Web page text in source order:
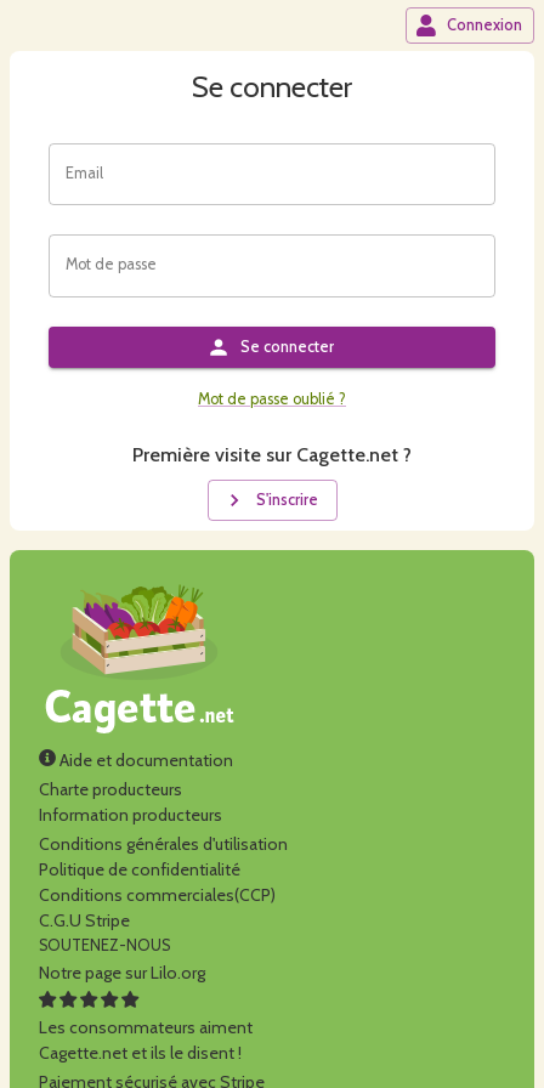
Connexion
Se connecter
Email
Mot de passe
Se connecter
Mot de passe oublié ?
Première visite sur Cagette.net ?
S'inscrire
Aide et documentation
Charte producteurs
Information producteurs
Conditions générales d'utilisation
Politique de confidentialité
Conditions commerciales(CCP)
C.G.U Stripe
SOUTENEZ-NOUS
Notre page sur Lilo.org
Les consommateurs aiment
Cagette.net et ils le disent !
Paiement sécurisé avec Stripe